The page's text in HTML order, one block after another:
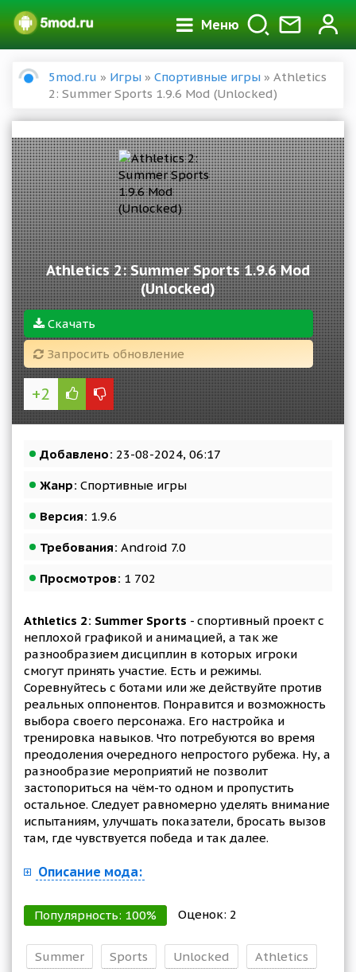
Меню
5mod.ru » Игры » Спортивные игры » Athletics
2: Summer Sports 1.9.6 Mod (Unlocked)
Athletics 2: Summer Sports 1.9.6 Mod
(Unlocked)
Скачать
Запросить обновление
+2
Добавлено: 23-08-2024, 06:17
Жанр: Спортивные игры
Версия: 1.9.6
Требования: Android 7.0
Просмотров: 1 702
Athletics 2: Summer Sports - спортивный проект с
неплохой графикой и анимацией, а так же
разнообразием дисциплин в которых игроки
смогут принять участие. Есть и режимы.
Соревнуйтесь с ботами или же действуйте против
реальных оппонентов. Понравится и возможность
выбора своего персонажа. Его настройка и
тренировка навыков. Что потребуются во время
преодоления очередного непростого рубежа. Ну, а
разнообразие мероприятий не позволит
застопориться на чём-то одном и пропустить
остальное. Следует равномерно уделять внимание
испытаниям, улучшать показатели, бросать вызов
там, где чувствуется победа и так далее.
Описание мода:
Популярность: 100% Оценок: 2
Summer Sports Unlocked Athletics